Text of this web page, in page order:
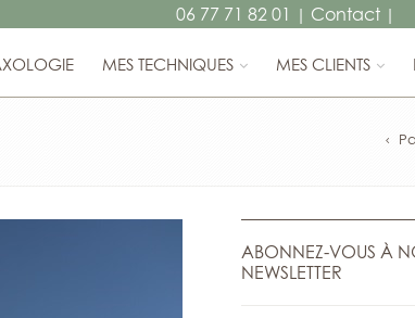
06 77 71 82 01 | Contact |
MES TECHNIQUES MES CLIENTS
ABONNEZ-VOUS À
NEWSLETTER